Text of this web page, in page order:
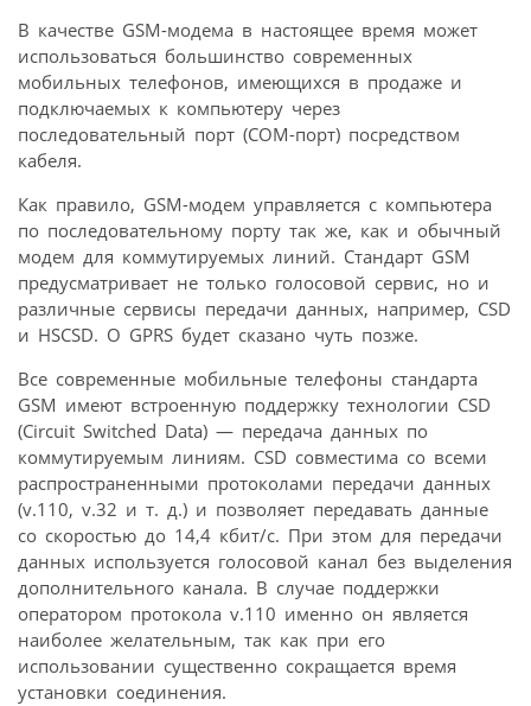
В качестве GSM-модема в настоящее время может
использоваться большинство современных
мобильных телефонов, имеющихся в продаже и
подключаемых к компьютеру через
последовательный порт (COM-порт) посредством
кабеля.
Как правило, GSM-модем управляется с компьютера
по последовательному порту так же, как и обычный
модем для коммутируемых линий. Стандарт GSM
предусматривает не только голосовой сервис, но и
различные сервисы передачи данных, например, СSD
и HSCSD. О GPRS будет сказано чуть позже.
Все современные мобильные телефоны стандарта
GSM имеют встроенную поддержку технологии CSD
(Circuit Switched Data) — передача данных по
коммутируемым линиям. CSD совместима со всеми
распространенными протоколами передачи данных
(v.110, v.32 и т. д.) и позволяет передавать данные
со скоростью до 14,4 кбит/с. При этом для передачи
данных используется голосовой канал без выделения
дополнительного канала. В случае поддержки
оператором протокола v.110 именно он является
наиболее желательным, так как при его
использовании существенно сокращается время
установки соединения.